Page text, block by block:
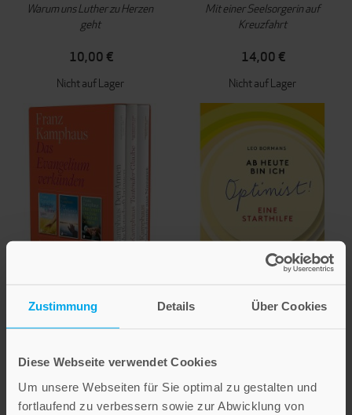
Zustimmung Details Über Cookies
Diese Webseite verwendet Cookies
Um unsere Webseiten für Sie optimal zu gestalten und
fortlaufend zu verbessern sowie zur Abwicklung von
Warum uns Luther zu Herzen
geht
10,00 €
Nicht auf Lager
Mit einer Seelsorgerin auf
Kreuzfahrt
14,00 €
Nicht auf Lager
Franz Kamphaus
verkünden
Inspirationen zu den drei
Lesejahren A, B, C
Leo Bormans
Birgit Erdmann
Ab heute bin ich
Optimist!